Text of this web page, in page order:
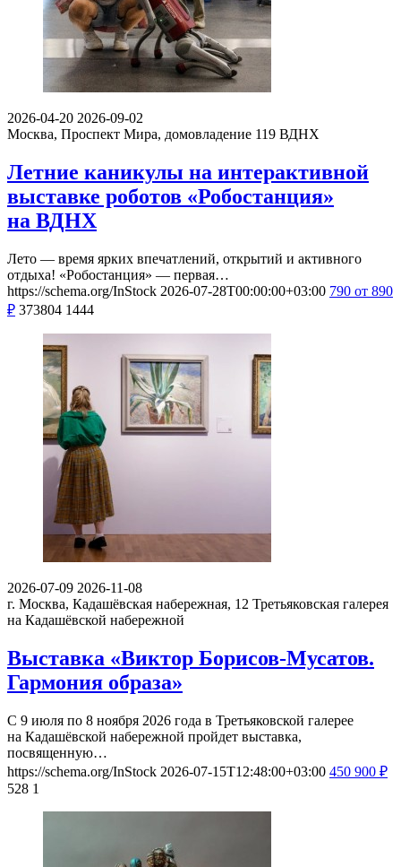
2026-04-20 2026-09-02
Москва, Проспект Мира, домовладение 119 ВДНХ
Летние каникулы на интерактивной
выставке роботов «Робостанция»
на ВДНХ
Лето — время ярких впечатлений, открытий и активного
отдыха! «Робостанция» — первая…
https://schema.org/InStock 2026-07-28T00:00:00+03:00 790 от 890
₽ 373804 1444
2026-07-09 2026-11-08
г. Москва, Кадашёвская набережная, 12 Третьяковская галерея
на Кадашёвской набережной
Выставка «Виктор Борисов-Мусатов.
Гармония образа»
С 9 июля по 8 ноября 2026 года в Третьяковской галерее
на Кадашёвской набережной пройдет выставка,
посвященную…
https://schema.org/InStock 2026-07-15T12:48:00+03:00 450 900 ₽
528 1